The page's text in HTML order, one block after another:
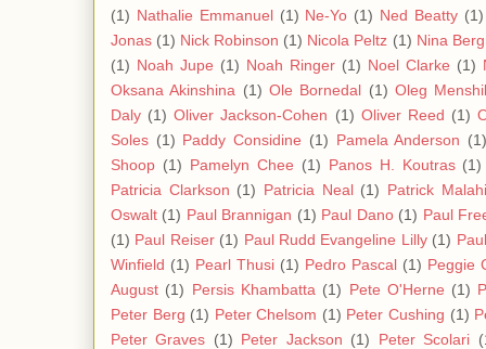
(1) Nathalie Emmanuel (1) Ne-Yo (1) Ned Beatty (1)
Jonas (1) Nick Robinson (1) Nicola Peltz (1) Nina
(1) Noah Jupe (1) Noah Ringer (1) Noel Clarke (1)
Oksana Akinshina (1) Ole Bornedal (1) Oleg
Daly (1) Oliver Jackson-Cohen (1) Oliver Reed (1)
Soles (1) Paddy Considine (1) Pamela Anderson
Shoop (1) Pamelyn Chee (1) Panos H. Koutras (1)
Patricia Clarkson (1) Patricia Neal (1) Patrick
Oswalt (1) Paul Brannigan (1) Paul Dano (1) Paul
(1) Paul Reiser (1) Paul Rudd Evangeline Lilly (1)
Winfield (1) Pearl Thusi (1) Pedro Pascal (1) Peggie
August (1) Persis Khambatta (1) Pete O'Herne (1)
Peter Berg (1) Peter Chelsom (1) Peter Cushing (1)
Peter Graves (1) Peter Jackson (1) Peter Scolari